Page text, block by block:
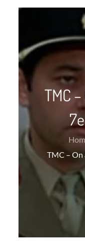
TMC
TMC – On